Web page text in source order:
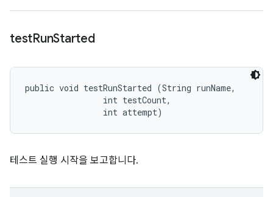
testRunStarted
public void testRunStarted (String runName,
                int testCount,
                int attempt)
테스트 실행 시작을 보고합니다.